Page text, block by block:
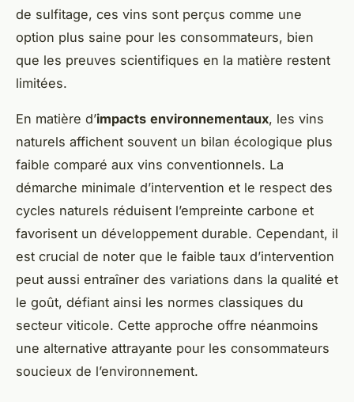
de sulfitage, ces vins sont perçus comme une
option plus saine pour les consommateurs, bien
que les preuves scientifiques en la matière restent
limitées.
En matière d’impacts environnementaux, les vins
naturels affichent souvent un bilan écologique plus
faible comparé aux vins conventionnels. La
démarche minimale d’intervention et le respect des
cycles naturels réduisent l’empreinte carbone et
favorisent un développement durable. Cependant, il
est crucial de noter que le faible taux d’intervention
peut aussi entraîner des variations dans la qualité et
le goût, défiant ainsi les normes classiques du
secteur viticole. Cette approche offre néanmoins
une alternative attrayante pour les consommateurs
soucieux de l’environnement.